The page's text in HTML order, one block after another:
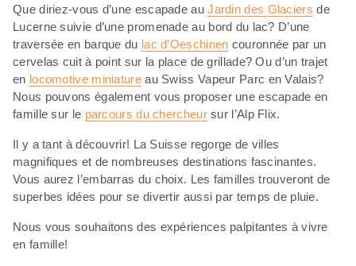
Que diriez-vous d’une escapade auJardin des Glaciers de
Lucerne suivie d’une promenade au bord du lac? D’une
traversée en barque du lac d’Oeschinen couronnée par un
cervelas cuit à point sur la place de grillade? Ou d’un trajet
en locomotive miniatureau Swiss Vapeur Parc en Valais?
Nous pouvons également vous proposer une escapade en
famille sur le parcours du chercheursur l’Alp Flix.
Il y a tant à découvrir! La Suisse regorge de villes
magnifiques et de nombreuses destinations fascinantes.
Vous aurez l’embarras du choix. Les familles trouveront de
superbes idées pour se divertir aussi par temps de pluie.
Nous vous souhaitons des expériences palpitantes à vivre
en famille!